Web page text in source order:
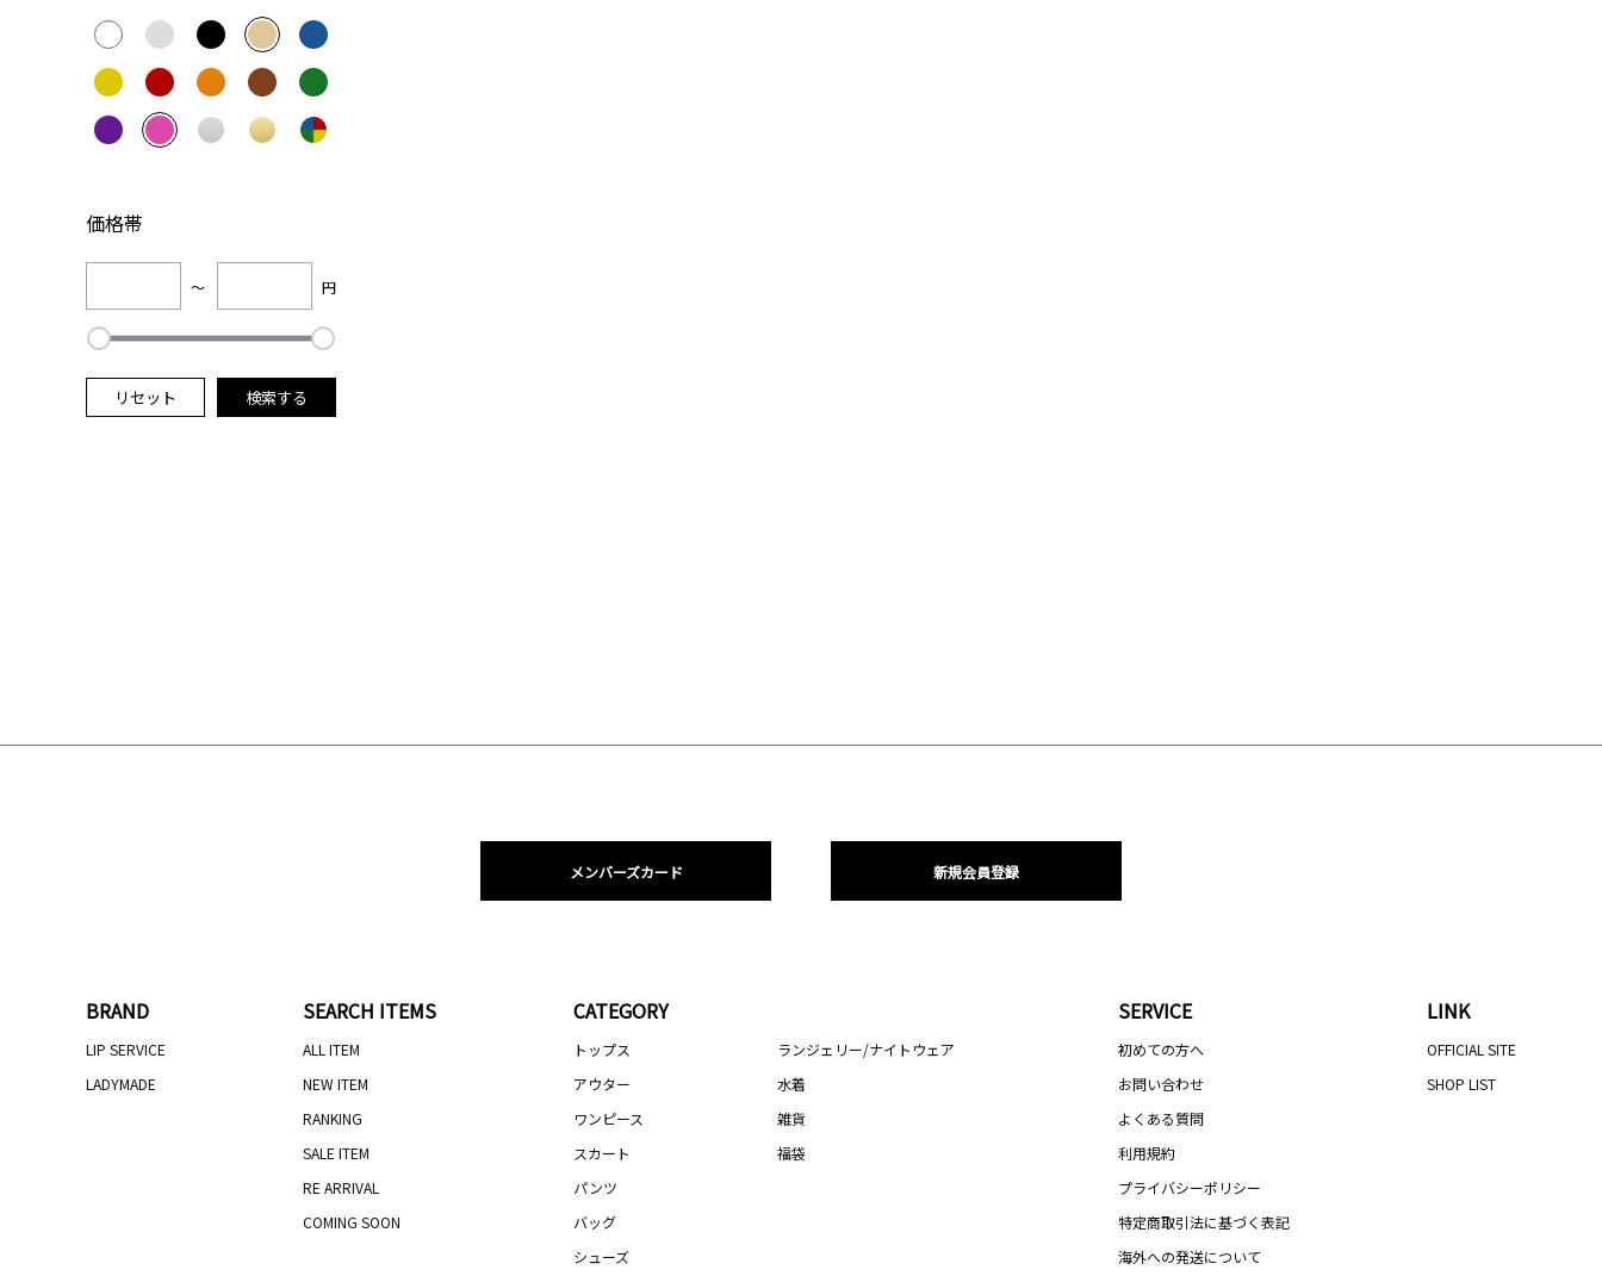
価格帯
～ 円
リセット 検索する
メンバーズカード 新規会員登録
BRAND
LIP SERVICE
LADYMADE
SEARCH ITEMS
ALL ITEM
NEW ITEM
RANKING
SALE ITEM
RE ARRIVAL
COMING SOON
CATEGORY
トップス
アウター
ワンピース
スカート
パンツ
バッグ
シューズ
ランジェリー/ナイトウェア
水着
雑貨
福袋
SERVICE
初めての方へ
お問い合わせ
よくある質問
利用規約
プライバシーポリシー
特定商取引法に基づく表記
海外への発送について
LINK
OFFICIAL SITE
SHOP LIST